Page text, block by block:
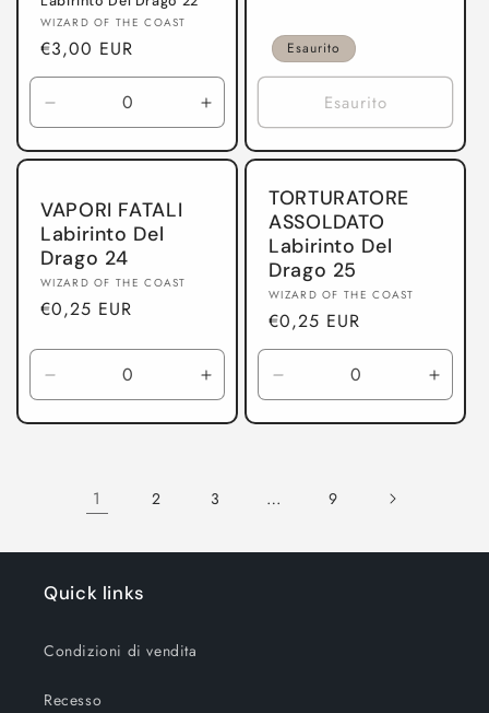
Produttore:
WIZARD OF THE COAST
Prezzo
di
listino
€3,00 EUR
Diminuisci
quantità
per
Del
Drago
Aumenta
quantità
per
Esaurito
Esaurito
VAPORI FATALI
Labirinto Del
Drago 24
Produttore:
WIZARD OF THE COAST
Prezzo
€0,25 EUR
Diminuisci
quantità
per
Drago
Aumenta
quantità
per
Drago
TORTURATORE
ASSOLDATO
Labirinto Del
Drago 25
Produttore:
WIZARD OF THE COAST
Prezzo
di
listino
€0,25 EUR
Diminuisci
quantità
per
Drago
per
1 2 3 … 9
Quick links
Condizioni di vendita
Recesso